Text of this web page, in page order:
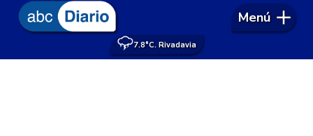
7.8°C. Rivadavia
Menú